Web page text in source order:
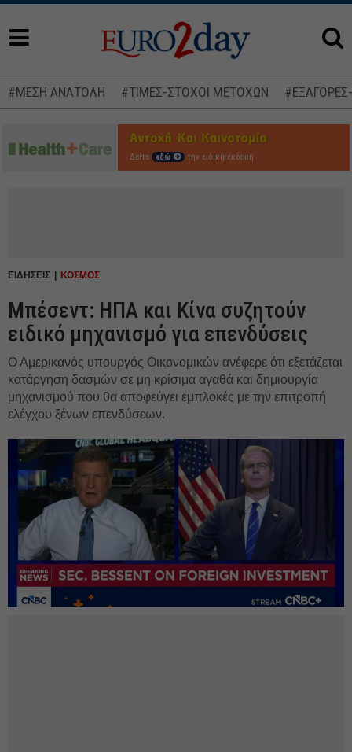
#ΜΕΣΗ ΑΝΑΤΟΛΗ #ΤΙΜΕΣ-ΣΤΟΧΟΙ ΜΕΤΟΧΩΝ
Δείτε εδώ την ειδική έκδοση
ΕΙΔΗΣΕΙΣ ΚΟΣΜΟΣ
Μπέσεντ: ΗΠΑ και Κίνα συζητούν
ειδικό μηχανισμό για επενδύσεις
Ο Αμερικανός υπουργός Οικονομικών ανέφερε ότι εξετάζεται
κατάργηση δασμών σε μη κρίσιμα αγαθά και δημιουργία
μηχανισμού που θα αποφεύγει εμπλοκές με την επιτροπή
ελέγχου ξένων επενδύσεων.